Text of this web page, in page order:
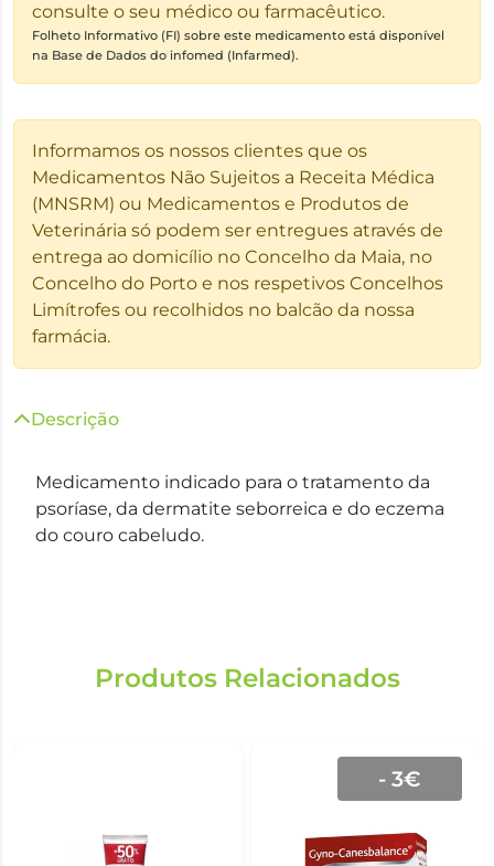
consulte o seu médico ou farmacêutico.
Folheto Informativo (FI) sobre este medicamento está disponível
na Base de Dados do infomed (Infarmed).
Informamos os nossos clientes que os
Medicamentos Não Sujeitos a Receita Médica
(MNSRM) ou Medicamentos e Produtos de
Veterinária só podem ser entregues através de
entrega ao domicílio no Concelho da Maia, no
Concelho do Porto e nos respetivos Concelhos
Limítrofes ou recolhidos no balcão da nossa
farmácia.
Descrição
Medicamento indicado para o tratamento da
psoríase, da dermatite seborreica e do eczema
do couro cabeludo.
Produtos Relacionados
- 3€